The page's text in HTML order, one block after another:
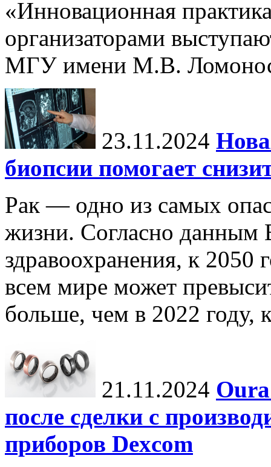
«Инновационная
организаторами
МГУ имени М.В.
23.11.2024
биопсии помогает
Рак — одно из самых
жизни. Согласно данным
здравоохранения, к 2050
всем мире может
больше, чем в 2022 году,
21.11.2024
после сделки с
приборов Dexcom